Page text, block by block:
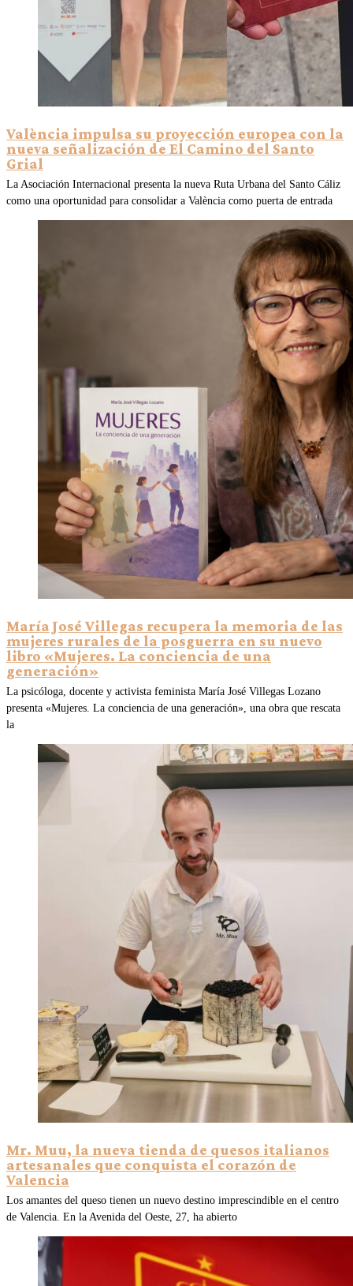
València impulsa su proyección europea con la
nueva señalización de El Camino del Santo
Grial
La Asociación Internacional presenta la nueva Ruta Urbana del Santo Cáliz
como una oportunidad para consolidar a València como puerta de entrada
María José Villegas recupera la memoria de las
mujeres rurales de la posguerra en su nuevo
libro «Mujeres. La conciencia de una
generación»
La psicóloga, docente y activista feminista María José Villegas Lozano
presenta «Mujeres. La conciencia de una generación», una obra que rescata
la
Mr. Muu, la nueva tienda de quesos italianos
artesanales que conquista el corazón de
Valencia
Los amantes del queso tienen un nuevo destino imprescindible en el centro
de Valencia. En la Avenida del Oeste, 27, ha abierto